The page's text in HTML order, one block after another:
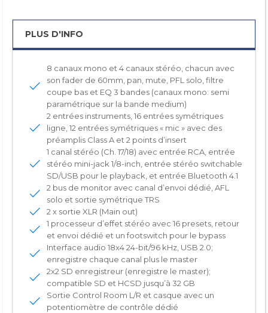
PLUS D'INFO
8 canaux mono et 4 canaux stéréo, chacun avec
son fader de 60mm, pan, mute, PFL solo, filtre
coupe bas et EQ 3 bandes (canaux mono: semi
paramétrique sur la bande medium)
2 entrées instruments, 16 entrées symétriques
ligne, 12 entrées symétriques « mic » avec des
préamplis Class A et 2 points d’insert
1 canal stéréo (Ch. 17/18) avec entrée RCA, entrée
stéréo mini-jack 1/8-inch, entrée stéréo switchable
SD/USB pour le playback, et entrée Bluetooth 4.1
2 bus de monitor avec canal d’envoi dédié, AFL
solo et sortie symétrique TRS
2 x sortie XLR (Main out)
1 processeur d’effet stéréo avec 16 presets, retour
et envoi dédié et un footswitch pour le bypass
Interface audio 18x4 24-bit/96 kHz, USB 2.0;
enregistre chaque canal plus le master
2x2 SD enregistreur (enregistre le master);
compatible SD et HCSD jusqu’à 32 GB
Sortie Control Room L/R et casque avec un
potentiomètre de contrôle dédié